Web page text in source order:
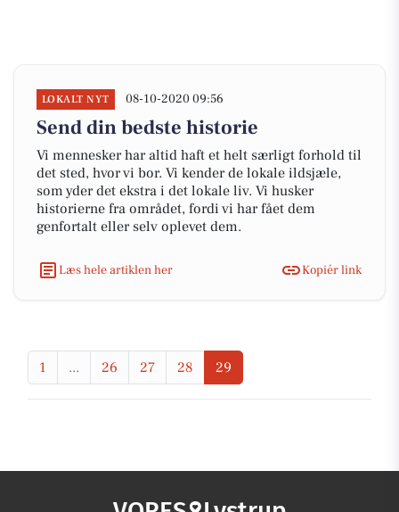
LOKALT NYT 08-10-2020 09:56
Send din bedste historie
Vi mennesker har altid haft et helt særligt forhold til
det sted, hvor vi bor. Vi kender de lokale ildsjæle,
som yder det ekstra i det lokale liv. Vi husker
historierne fra området, fordi vi har fået dem
genfortalt eller selv oplevet dem.
Læs hele artiklen her Kopiér link
1 ... 26 27 28 29